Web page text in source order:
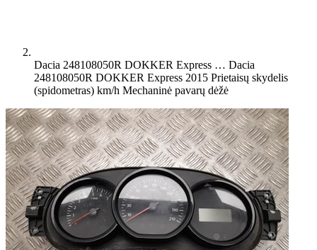
Dacia 248108050R DOKKER Express … Dacia
248108050R DOKKER Express 2015 Prietaisų skydelis
(spidometras) km/h Mechaninė pavarų dėžė